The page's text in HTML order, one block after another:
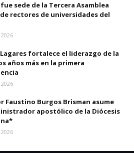
sede de la Tercera Asamblea
rectores de universidades del
fortalece el liderazgo de la
años más en la primera
Faustino Burgos Brisman asume
apostólico de la Diócesis